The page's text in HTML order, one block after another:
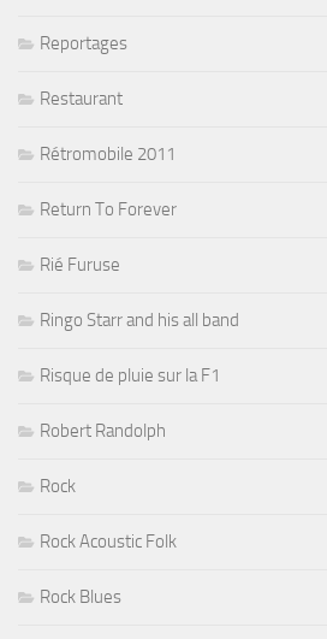
Reportages
Restaurant
Rétromobile 2011
Return To Forever
Rié Furuse
Ringo Starr and his all band
Risque de pluie sur la F1
Robert Randolph
Rock
Rock Acoustic Folk
Rock Blues